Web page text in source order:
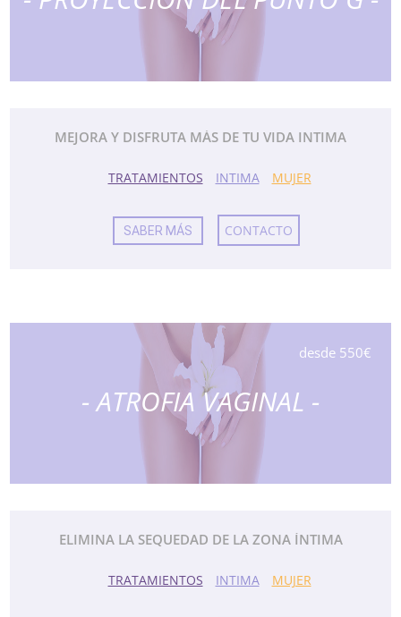
MEJORA Y DISFRUTA MÁS DE TU VIDA INTIMA
TRATAMIENTOS INTIMA MUJER
SABER MÁS CONTACTO
desde 550€
- ATROFIA VAGINAL -
ELIMINA LA SEQUEDAD DE LA ZONA ÍNTIMA
TRATAMIENTOS INTIMA MUJER